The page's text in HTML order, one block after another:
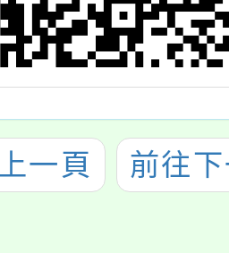
一頁 前往